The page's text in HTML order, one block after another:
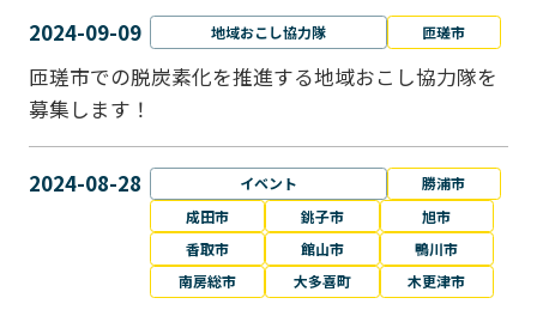
2024-09-09 地域おこし協力隊 匝瑳市
匝瑳市での脱炭素化を推進する地域おこし協⼒隊を
募集します！
2024-08-28 イベント
勝浦市
成田市
銚子市
旭市
香取市
館山市
鴨川市
南房総市
大多喜町 木更津市